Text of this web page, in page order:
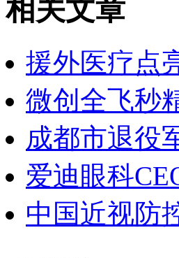
相关文章
援外医疗点
微创全飞秒
成都市退役
爱迪眼科
中国近视防